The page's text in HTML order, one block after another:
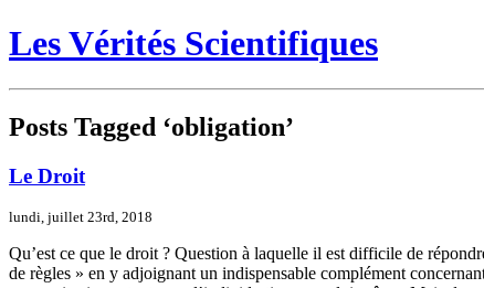
Les Vérités Scientifiques
Posts Tagged ‘obligation’
Le Droit
lundi, juillet 23rd, 2018
Qu’est ce que le droit ? Question à laquelle il est difficile de
de règles » en y adjoignant un indispensable complément